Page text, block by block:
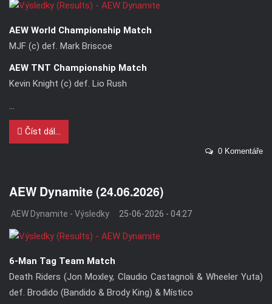
AEW World Championship Match
MJF (c) def. Mark Briscoe
AEW TNT Championship Match
Kevin Knight (c) def. Lio Rush
Číst dál...
0 Komentáře
AEW Dynamite (24.06.2026)
AEW Dynamite - Výsledky 25-06-2026 - 04:27
6-Man Tag Team Match
Death Riders (Jon Moxley, Claudio Castagnoli & Wheeler Yuta)
def. Brodido (Bandido & Brody King) & Místico